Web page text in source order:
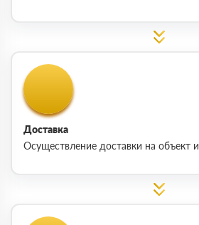
Доставка
Осуществление доставки на объект